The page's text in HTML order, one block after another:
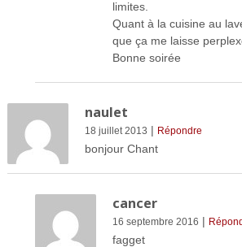
limites.
Quant à la cuisine au
que ça me laisse
Bonne soirée
naulet
18 juillet 2013 | Répondre
bonjour Chant
cancer
16 septembre 2016 |
fagget